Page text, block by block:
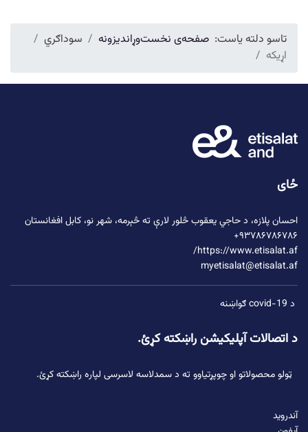
تاسو دلته یاست: صفحه‌ی نخستوړاندیزونه
سوداګري
اړیکه
ځای
احسان پلازه، د حاجي یعقوب څلور لارې ته څېرمه، شهر نو، کابل افغانستان
۹۳۷۸۶۷۸۶۷۸۶+
https://www.etisalat.af/
myetisalat@etisalat.af
د covid-19 ګواښنه
د اتصالات آپلیکیشن راښکته کړئ.
ټولو محصولاتو او چوپړتیاوو ته د سمدلاسه لاسرسی لپاره راښکته کړئ.
آندروید